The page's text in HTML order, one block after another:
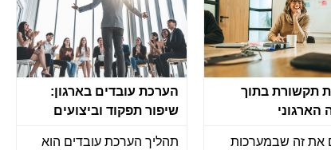
תקשורת בתוך
הארגוני
את זה שבמערכות
הערכת עובדים בארגון:
שיפור תפקוד וביצועים
תהליך הערכת עובדים הוא